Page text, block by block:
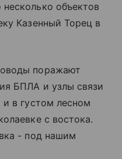
объектов
Казенный Торец в
поражают
БПЛА и узлы связи
и в густом лесном
с востока.
- под нашим